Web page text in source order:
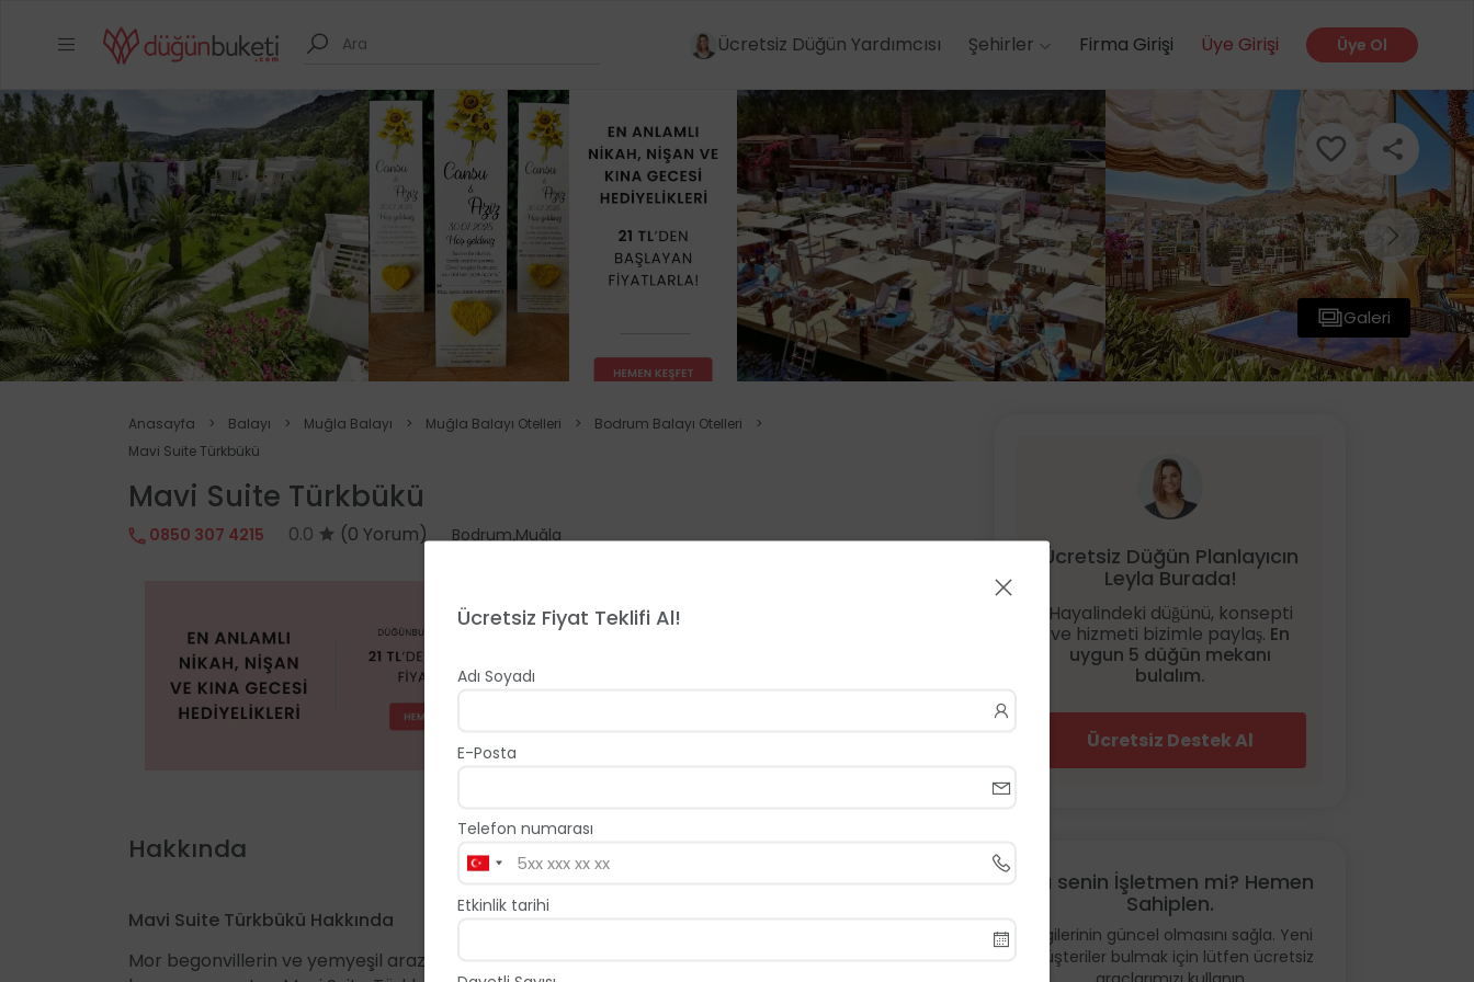
Ücretsiz Düğün Yardımcısı Şehirler Firma Girişi Üye Girişi Üye Ol
Galeri
Anasayfa > Balayı > Muğla Balayı > Muğla Balayı Otelleri > Bodrum Balayı Otelleri
>
Mavi Suite Türkbükü
Mavi Suite Türkbükü
Ücretsiz Fiyat Teklifi Al!
Adı Soyadı
E-Posta
Telefon numarası
Etkinlik tarihi
0850 307 4215 0.0 (0 Yorum) Bodrum,Muğla
Hakkında
Mavi Suite Türkbükü Hakkında
Mor begonvillerin ve yemyeşil arazinin içinde beyaz mimarisiyle tam anlamıyla Ege
Ücretsiz Düğün Planlayıcın
Leyla Burada!
Hayalindeki düğünü, konsepti
ve hizmeti bizimle paylaş. En
uygun 5 düğün mekanı
bulalım.
Ücretsiz Destek Al
Bu senin İşletmen mi? Hemen
Sahiplen.
Bilgilerinin güncel olmasını sağla. Yeni
müşteriler bulmak için lütfen ücretsiz